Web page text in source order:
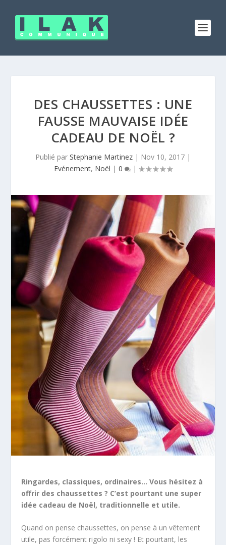
DES CHAUSSETTES : UNE
FAUSSE MAUVAISE IDÉE
CADEAU DE NOËL ?
Publié par Stephanie Martinez | Nov 10, 2017 |
Evénement, Noël | 0 |
Ringardes, classiques, ordinaires… Vous hésitez à
offrir des chaussettes ? C’est pourtant une super
idée cadeau de Noël, traditionnelle et utile.
Quand on pense chaussettes, on pense à un vêtement
utile, pas forcément rigolo ni sexy ! Et pourtant, les